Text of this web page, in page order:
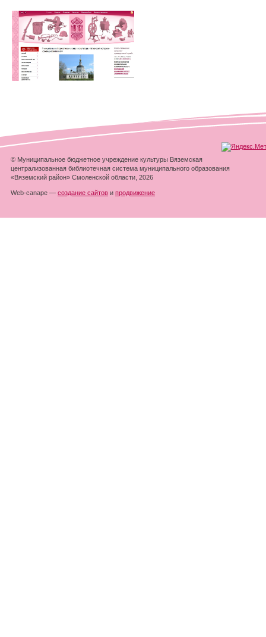
© Муниципальное бюджетное учреждение культуры Вяземская
централизованная библиотечная система муниципального образования
«Вяземский район» Смоленской области, 2026
Web-canape — создание сайтов и продвижение